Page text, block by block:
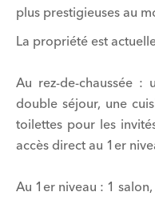
plus prestigieuses au
La propriété est
Au rez-de-chaussée :
double séjour, une
toilettes pour les
accès direct au 1er
Au 1er niveau : 1